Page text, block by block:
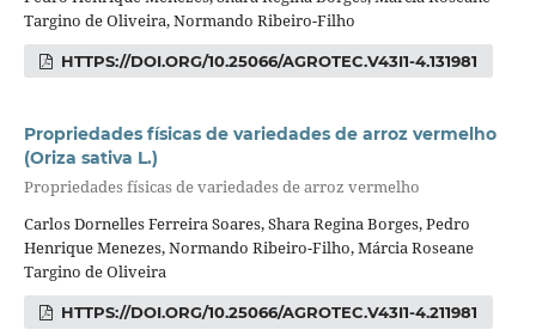
Targino de Oliveira, Normando Ribeiro-Filho
HTTPS://DOI.ORG/10.25066/AGROTEC.V43I1-4.131981
Propriedades físicas de variedades de arroz vermelho
(Oriza sativa L.)
Propriedades físicas de variedades de arroz vermelho
Carlos Dornelles Ferreira Soares, Shara Regina Borges, Pedro
Henrique Menezes, Normando Ribeiro-Filho, Márcia Roseane
Targino de Oliveira
HTTPS://DOI.ORG/10.25066/AGROTEC.V43I1-4.211981